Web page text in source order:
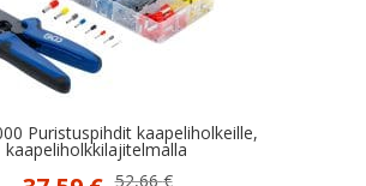
Puristuspihdit kaapeliholkeille,
kaapeliholkkilajitelmalla
52,66€
Alkuperäinen
Nykyinen